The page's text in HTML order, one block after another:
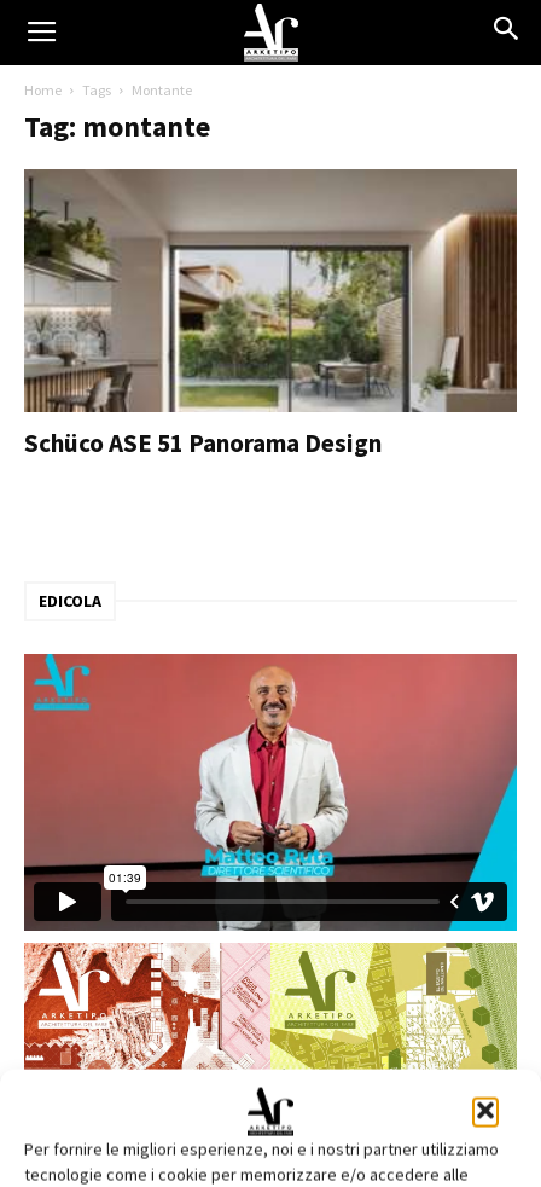
Per fornire le migliori esperienze, noi e i nostri partner utilizziamo
tecnologie come i cookie per memorizzare e/o accedere alle
Home Tags Montante
Tag: montante
Schüco ASE 51 Panorama Design
EDICOLA